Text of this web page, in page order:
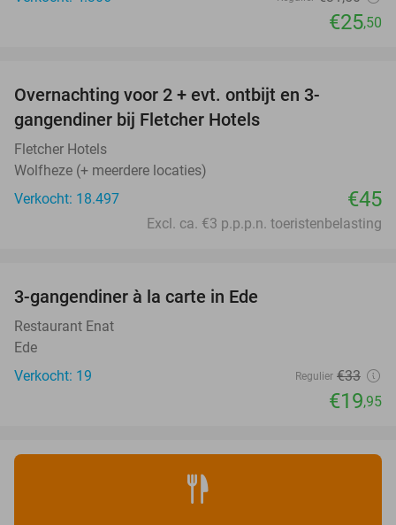
€25,50
Overnachting voor 2 + evt. ontbijt en 3-
gangendiner bij Fletcher Hotels
Fletcher Hotels
Wolfheze (+ meerdere locaties)
Verkocht: 18.497
€45
Excl. ca. €3 p.p.p.n. toeristenbelasting
3-gangendiner à la carte in Ede
Restaurant Enat
Ede
Verkocht: 19
Regulier €33
€19,95